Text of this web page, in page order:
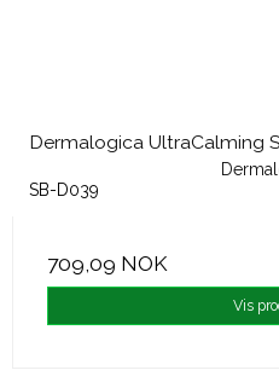
Dermalogica UltraCalming
SB-D039
709,09 NOK
Vis